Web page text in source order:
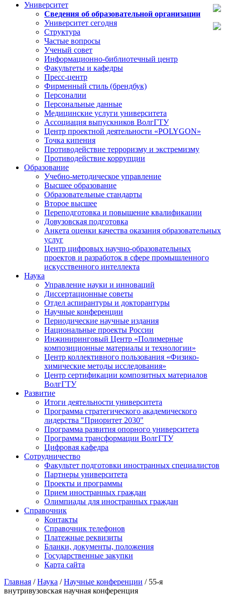
Университет
Сведения об образовательной организации
Университет сегодня
Структура
Частые вопросы
Ученый совет
Информационно-библиотечный центр
Факультеты и кафедры
Пресс-центр
Фирменный стиль (брендбук)
Персоналии
Персональные данные
Медицинские услуги университета
Ассоциация выпускников ВолгГТУ
Центр проектной деятельности «POLYGON»
Точка кипения
Противодействие терроризму и экстремизму
Противодействие коррупции
Образование
Учебно-методическое управление
Высшее образование
Образовательные стандарты
Второе высшее
Переподготовка и повышение квалификации
Довузовская подготовка
Анкета оценки качества оказания образовательных
услуг
Центр цифровых научно-образовательных
проектов и разработок в сфере промышленного
искусственного интеллекта
Наука
Управление науки и инноваций
Диссертационные советы
Отдел аспирантуры и докторантуры
Научные конференции
Периодические научные издания
Национальные проекты России
Инжиниринговый Центр «Полимерные
композиционные материалы и технологии»
Центр коллективного пользования «Физико-
химические методы исследования»
Центр сертификации композитных материалов
ВолгГТУ
Развитие
Итоги деятельности университета
Программа стратегического академического
лидерства "Приоритет 2030"
Программа развития опорного университета
Программа трансформации ВолгГТУ
Цифровая кафедра
Сотрудничество
Факультет подготовки иностранных специалистов
Партнеры университета
Проекты и программы
Прием иностранных граждан
Олимпиады для иностранных граждан
Справочник
Контакты
Справочник телефонов
Платежные реквизиты
Бланки, документы, положения
Государственные закупки
Карта сайта
Главная /Наука /Научные конференции / 55-я
внутривузовская научная конференция